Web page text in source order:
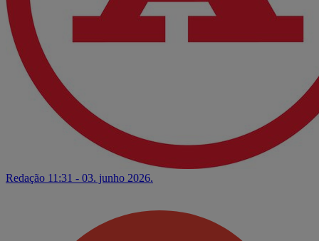
Redação 11:31 - 03. junho 2026.